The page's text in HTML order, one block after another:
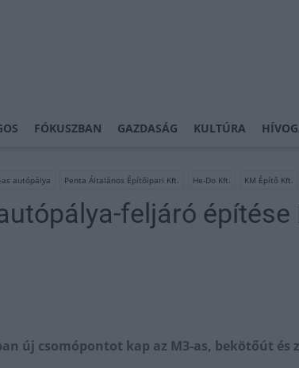
FÓKUSZBAN GAZDASÁG KULTÚRA
as autópálya Penta Általános Építőipari Kft. He-Do Kft. KM Építő Kft.
feljáró építése
új csomópontot kap az M3-as, bekötőút és